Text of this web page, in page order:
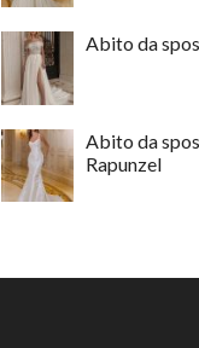
Abito da
Abito da
Rapunzel